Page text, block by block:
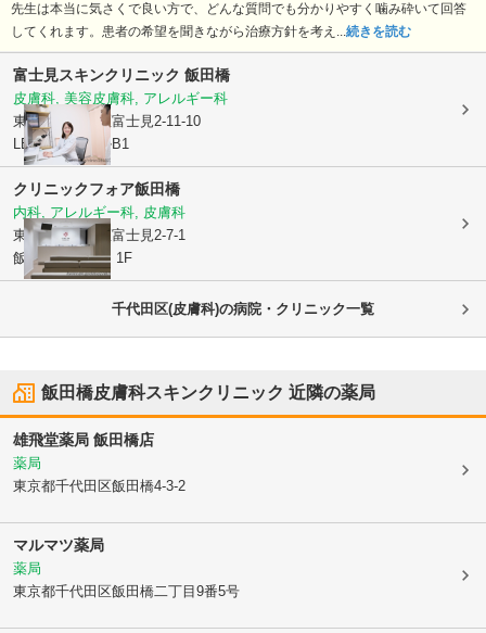
先生は本当に気さくで良い方で、どんな質問でも分かりやすく噛み砕いて回答
してくれます。患者の希望を聞きながら治療方針を考え...続きを読む
富士見スキンクリニック 飯田橋
皮膚科, 美容皮膚科, アレルギー科
東京都千代田区富士見2-11-10
LEO飯田橋ビルB1
クリニックフォア飯田橋
内科, アレルギー科, 皮膚科
東京都千代田区富士見2-7-1
飯田橋プラーノ 1F
千代田区(皮膚科)の病院・クリニック一覧
飯田橋皮膚科スキンクリニック 近隣の薬局
雄飛堂薬局 飯田橋店
薬局
東京都千代田区飯田橋4-3-2
マルマツ薬局
薬局
東京都千代田区飯田橋二丁目9番5号